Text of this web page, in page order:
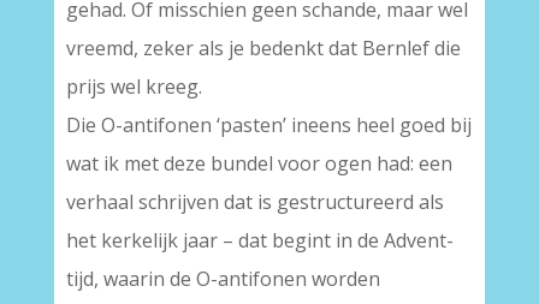
gehad. Of misschien geen schande, maar wel
vreemd, zeker als je bedenkt dat Bernlef die
prijs wel kreeg.
Die O-antifonen ‘pasten’ ineens heel goed bij
wat ik met deze bundel voor ogen had: een
verhaal schrijven dat is gestructureerd als
het kerkelijk jaar – dat begint in de Advent-
tijd, waarin de O-antifonen worden